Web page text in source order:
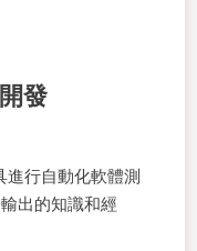
發
進行自動化軟體測
出的知識和經